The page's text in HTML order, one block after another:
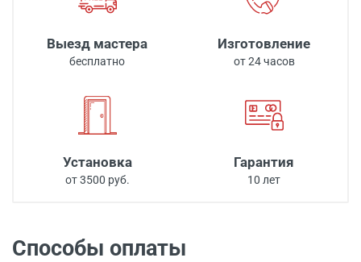
Выезд мастера
бесплатно
Изготовление
от 24 часов
Установка
от 3500 руб.
Гарантия
10 лет
Способы оплаты